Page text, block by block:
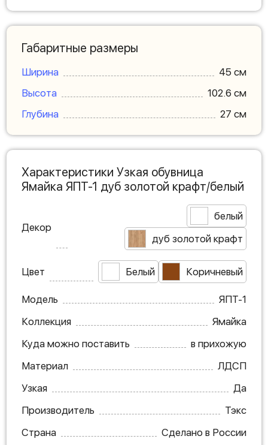
Габаритные размеры
Ширина
45 см
Высота
102.6 см
Глубина
27 см
Характеристики Узкая обувница
Ямайка ЯПТ-1 дуб золотой крафт/белый
Декор
белый
дуб золотой крафт
Цвет Белый Коричневый
Модель
ЯПТ-1
Коллекция
Ямайка
Куда можно поставить
в прихожую
Материал
ЛДСП
Узкая
Да
Производитель
Тэкс
Страна
Сделано в России